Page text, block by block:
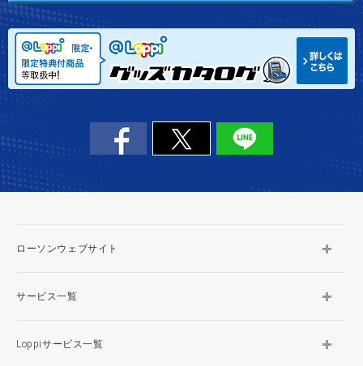
ローソンウェブサイト
サービス一覧
Loppiサービス一覧